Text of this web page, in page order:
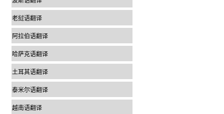
老挝语翻译
阿拉伯语翻译
哈萨克语翻译
土耳其语翻译
泰米尔语翻译
越南语翻译